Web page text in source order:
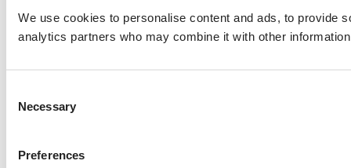
We use cookies to personalise content and ads, to provide
analytics partners who may combine it with other
Selection
Necessary
Preferences